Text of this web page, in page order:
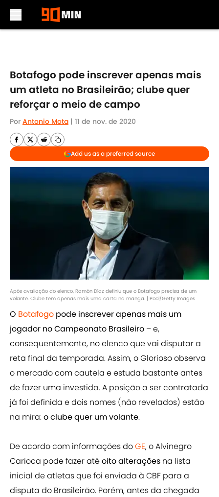
Botafogo pode inscrever apenas mais
um atleta no Brasileirão; clube quer
reforçar o meio de campo
Por Antonio Mota | 11 de nov. de 2020
Add us as a preferred source
Após avaliação do elenco, Ramón Díaz definiu que o Botafogo precisa de um
volante. Clube tem apenas mais uma carta na manga. | Pool/Getty Images
O Botafogo pode inscrever apenas mais um
jogador no Campeonato Brasileiro – e,
consequentemente, no elenco que vai disputar a
reta final da temporada. Assim, o Glorioso observa
o mercado com cautela e estuda bastante antes
de fazer uma investida. A posição a ser contratada
já foi definida e dois nomes (não revelados) estão
na mira:o clube quer um volante.
De acordo com informações doGE, o Alvinegro
Carioca pode fazer atéoito alterações na lista
inicial de atletas que foi enviada à CBF para a
disputa do Brasileirão. Porém, antes da chegada